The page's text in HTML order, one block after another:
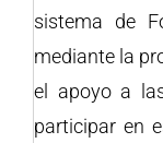
sistema de
mediante la
el apoyo a
participar en